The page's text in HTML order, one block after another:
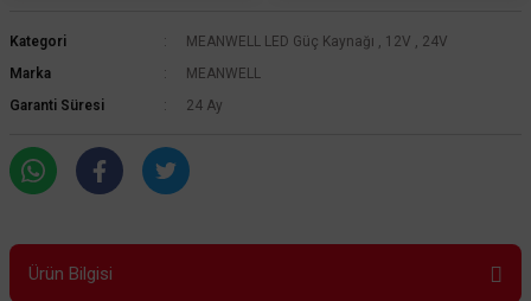
Kategori MEANWELL LED Güç Kaynağı 12V
24V
Marka
MEANWELL
Garanti Süresi
24 Ay
Ürün Bilgisi